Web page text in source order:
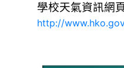
學校天氣資訊網
http://